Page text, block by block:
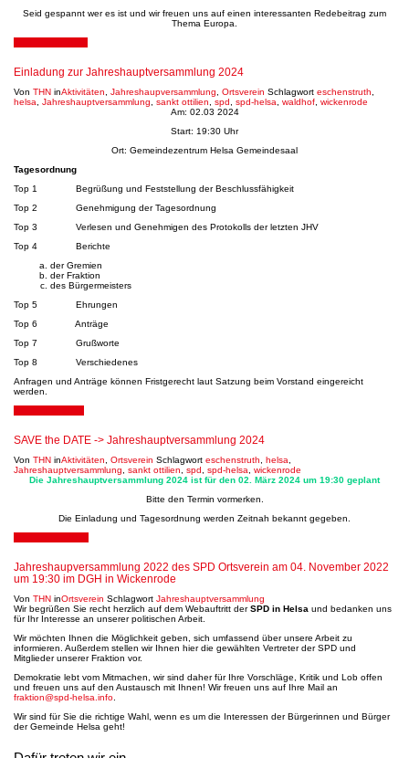
Seid gespannt wer es ist und wir freuen uns auf einen interessanten Redebeitrag zum
Thema Europa.
Einladung zur Jahreshauptversammlung 2024
Von THN inAktivitäten Jahreshaupversammlung Ortsverein Schlagwort eschenstruth
helsa
Jahreshauptversammlung sankt ottilien spd spd-helsa waldhof wickenrode
Am: 02.03 2024
Start: 19:30 Uhr
Ort: Gemeindezentrum Helsa Gemeindesaal
Tagesordnung
Top 1 Begrüßung und Feststellung der Beschlussfähigkeit
Top 2 Genehmigung der Tagesordnung
Top 3 Verlesen und Genehmigen des Protokolls der letzten JHV
Top 4 Berichte
der Gremien
der Fraktion
des Bürgermeisters
Top 5 Ehrungen
Top 6 Anträge
Top 7 Grußworte
Top 8 Verschiedenes
Anfragen und Anträge können Fristgerecht laut Satzung beim Vorstand eingereicht
werden.
SAVE the DATE -> Jahreshauptversammlung 2024
Von THN inAktivitäten Ortsverein Schlagwort eschenstruth helsa
Jahreshauptversammlung
sankt ottilien spd spd-helsa
wickenrode
Die Jahreshauptversammlung 2024 ist für den 02. März 2024 um 19:30 geplant
Bitte den Termin vormerken.
Die Einladung und Tagesordnung werden Zeitnah bekannt gegeben.
Jahreshaupversammlung 2022 des SPD Ortsverein am 04. November 2022
um 19:30 im DGH in Wickenrode
Von THN inOrtsverein Schlagwort Jahreshauptversammlung
Wir begrüßen Sie recht herzlich auf dem Webauftritt derSPD in Helsa und bedanken uns
für Ihr Interesse an unserer politischen Arbeit.
Wir möchten Ihnen die Möglichkeit geben, sich umfassend über unsere Arbeit zu
informieren. Außerdem stellen wir Ihnen hier die gewählten Vertreter der SPD und
Mitglieder unserer Fraktion vor.
Demokratie lebt vom Mitmachen, wir sind daher für Ihre Vorschläge, Kritik und Lob offen
und freuen uns auf den Austausch mit Ihnen! Wir freuen uns auf Ihre Mail an
fraktion@spd-helsa.info
Wir sind für Sie die richtige Wahl, wenn es um die Interessen der Bürgerinnen und Bürger
der Gemeinde Helsa geht!